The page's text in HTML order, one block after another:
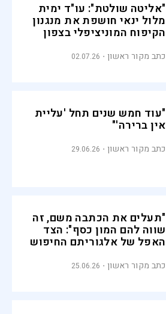
"אליטה שולטת": עו"ד ימית
מלול ינאי חושפת את מנגנון
הקיפוח המוניציפלי בצפון
כתב מקור ראשון 02.07.26
"עוד חמש שנים תחל 'עליית
אין ברירה'"
כתב מקור ראשון 29.06.26
"תעלים את הכתבה משם, זה
שווה להם המון כסף": הצד
האפל של אלגוריתם החיפוש
כתב מקור ראשון 25.06.26